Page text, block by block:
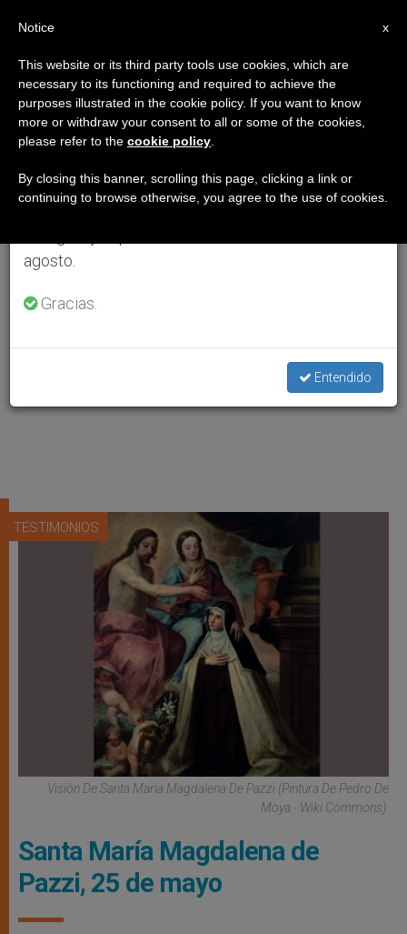
TESTIMONIOS
Visión De Santa María Magdalena De Pazzi (pintura De Pedro De
Moya - Wiki Commons).
Santa María Magdalena de
Pazzi, 25 de mayo
×
Aviso importante
Del 27 de julio al 7 de agosto haremos la pausa
anual, aprovechando que en el periodo de verano
se generan menos informaciones y también el
agosto.
Gracias.
Entendido
x
Notice
This website or its third party tools use cookies, which are
necessary to its functioning and required to achieve the
purposes illustrated in the cookie policy. If you want to know
more or withdraw your consent to all or some of the cookies,
please refer to the cookie policy
By closing this banner, scrolling this page, clicking a link or
continuing to browse otherwise, you agree to the use of cookies.